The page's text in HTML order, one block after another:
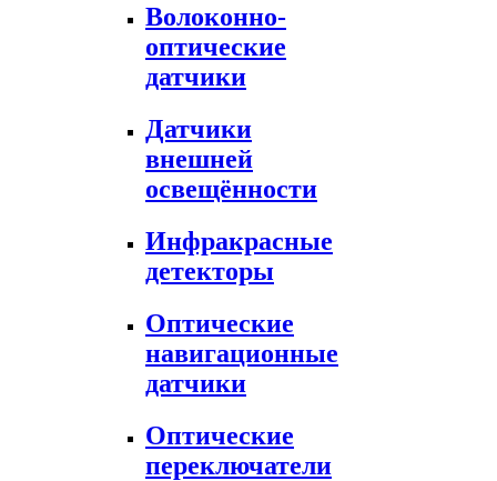
Волоконно-
оптические
датчики
Датчики
внешней
освещённости
Инфракрасные
детекторы
Оптические
навигационные
датчики
Оптические
переключатели